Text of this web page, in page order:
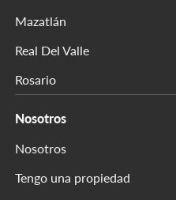
Mazatlán
Real Del Valle
Rosario
Nosotros
Nosotros
Tengo una propiedad